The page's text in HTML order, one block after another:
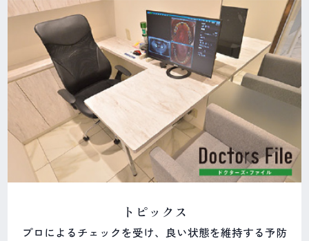
トピックス
プロによるチェックを受け、良い状態を維持する予防